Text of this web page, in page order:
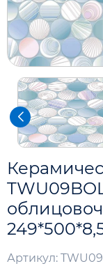
Артикул: